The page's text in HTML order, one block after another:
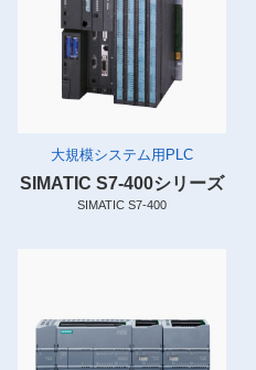
大規模システム用PLC
SIMATIC S7-400シリーズ
SIMATIC S7-400